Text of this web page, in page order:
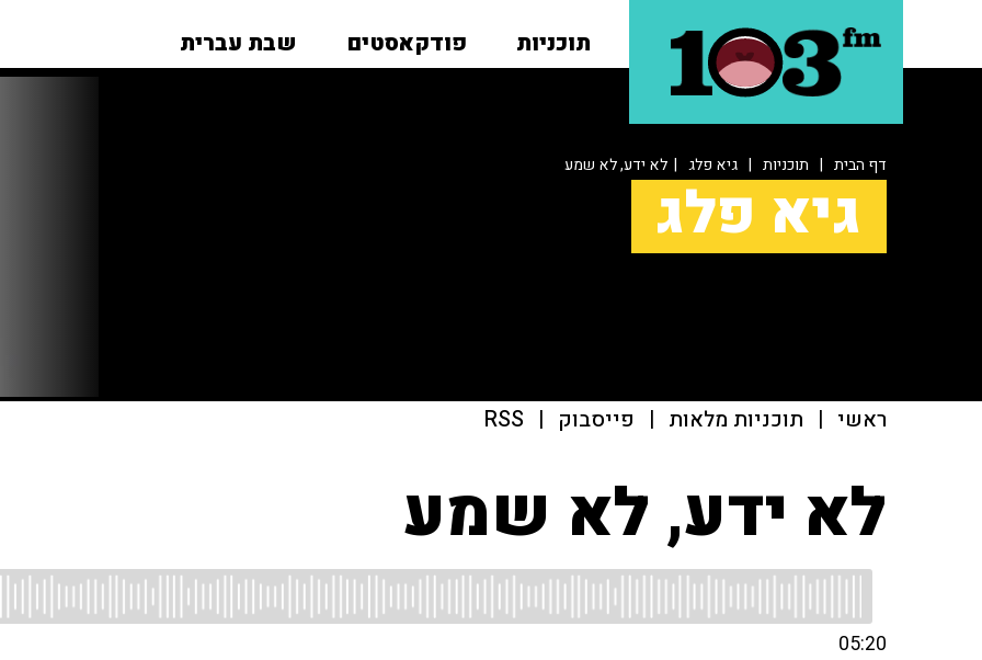
תוכניות פודקאסטים שבת עברית
דף הבית | תוכניות | גיא פלג | לא ידע, לא שמע
גיא פלג
ראשי | תוכניות מלאות | פייסבוק |
RSS
לא ידע, לא שמע
05:20